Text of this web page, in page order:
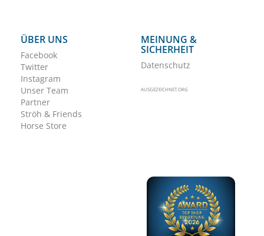
ÜBER UNS
Facebook
Twitter
Instagram
Unser Team
Partner
Ströh & Friends
Horse Store
MEINUNG &
SICHERHEIT
Datenschutz
AUSGEZEICHNET.ORG